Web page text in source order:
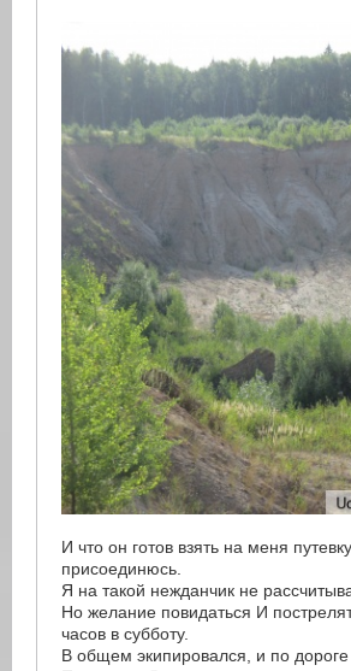
И что он готов взять на меня
присоединюсь.
Я на такой нежданчик не
Но желание повидаться И
часов в субботу.
В общем экипировался, и по